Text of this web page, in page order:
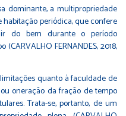
dominante, a multipropriedade
periódica, que confere
do bem durante o período
FERNANDES, 2018,
quanto à faculdade de
oneração da fração de tempo
Trata-se, portanto, de um